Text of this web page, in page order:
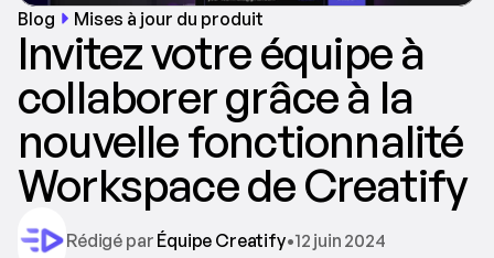
Blog Mises à jour du produit
Invitez votre équipe à
collaborer grâce à la
nouvelle fonctionnalité
Workspace de Creatify
Rédigé par Équipe Creatify•12 juin 2024